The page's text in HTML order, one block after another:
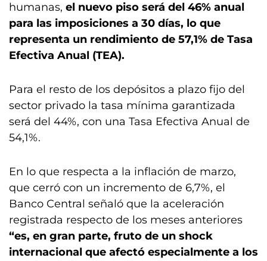
humanas, el nuevo piso será del 46% anual
para las imposiciones a 30 días, lo que
representa un rendimiento de 57,1% de Tasa
Efectiva Anual (TEA).
Para el resto de los depósitos a plazo fijo del
sector privado la tasa mínima garantizada
será del 44%, con una Tasa Efectiva Anual de
54,1%.
En lo que respecta a la inflación de marzo,
que cerró con un incremento de 6,7%, el
Banco Central señaló que la aceleración
registrada respecto de los meses anteriores
“es, en gran parte, fruto de un shock
internacional que afectó especialmente a los